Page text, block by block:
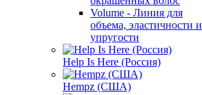
Volume - Линия для
объема, эластичности и
упругости
Help Is Here (Россия)
Hempz (США)